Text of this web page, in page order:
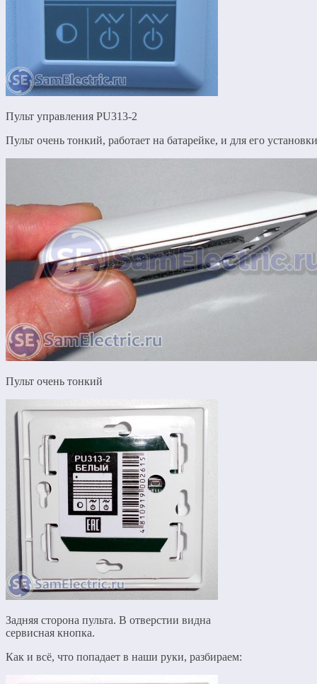
Пульт управления PU313-2
Пульт очень тонкий, работает на батарейке, и для его
Пульт очень тонкий
Задняя сторона пульта. В отверстии видна
сервисная кнопка.
Как и всё, что попадает в наши руки, разбираем: